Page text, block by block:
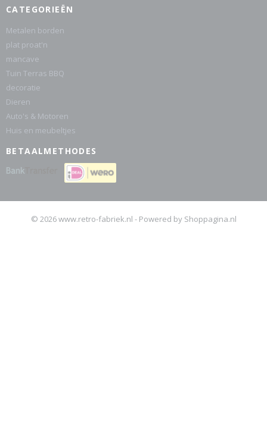
CATEGORIEËN
Metalen borden
plat proat'n
mancave
Tuin Terras BBQ
decoratie
Dieren
Auto's & Motoren
Huis en meubeltjes
BETAALMETHODES
© 2026 www.retro-fabriek.nl - Powered by Shoppagina.nl